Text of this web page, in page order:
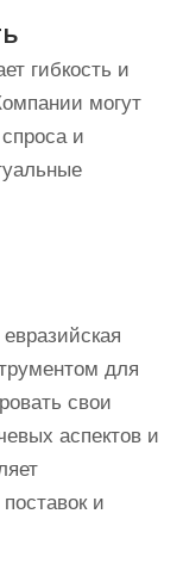
гибкость и
могут
и
для
свои
аспектов и
и